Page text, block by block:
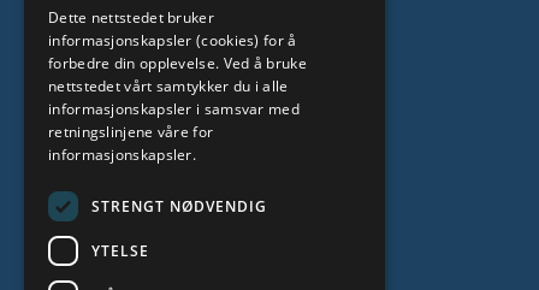
Senter for stamceller
OM OSS
Hvem er vi
Spesialistteam
Kontakter
RUSSIAN
Dette nettstedet bruker
informasjonskapsler (cookies) for å
forbedre din opplevelse. Ved å bruke
nettstedet vårt samtykker du i alle
informasjonskapsler i samsvar med
retningslinjene våre for
informasjonskapsler.
STRENGT NØDVENDIG
YTELSE